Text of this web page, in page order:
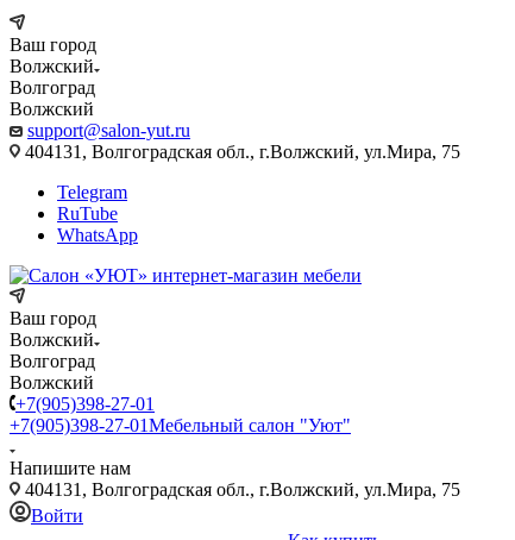
Ваш город
Волжский
Волгоград
Волжский
support@salon-yut.ru
404131, Волгоградская обл., г.Волжский, ул.Мира, 75
Telegram
RuTube
WhatsApp
Ваш город
Волжский
Волгоград
Волжский
+7(905)398-27-01
+7(905)398-27-01Мебельный салон "Уют"
Напишите нам
404131, Волгоградская обл., г.Волжский, ул.Мира, 75
Войти